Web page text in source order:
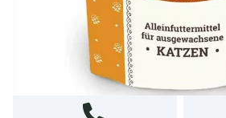
zzgl. Versand Lieferzeit 1-3